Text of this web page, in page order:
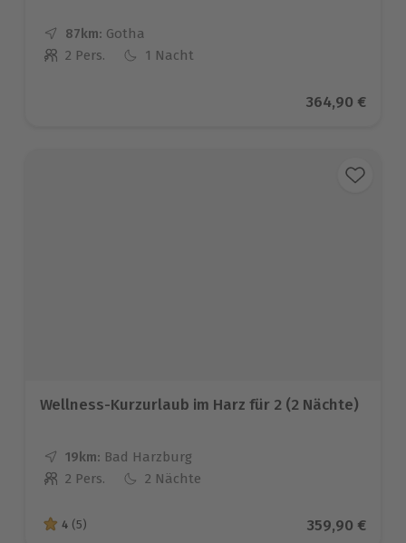
87km: Entfernung
Standort
Gotha
Anzahl der Teilnehmer
2 Pers. 1 Nacht
Aktueller
364,90 €
Wellness-Kurzurlaub im Harz für 2 (2 Nächte)
19km: Entfernung
Standort
Bad Harzburg
Anzahl der Teilnehmer
2 Pers. 2 Nächte
4 von 5 Sternen basierend auf 5 Bewertungen
4 (5) Aktueller
359,90 €